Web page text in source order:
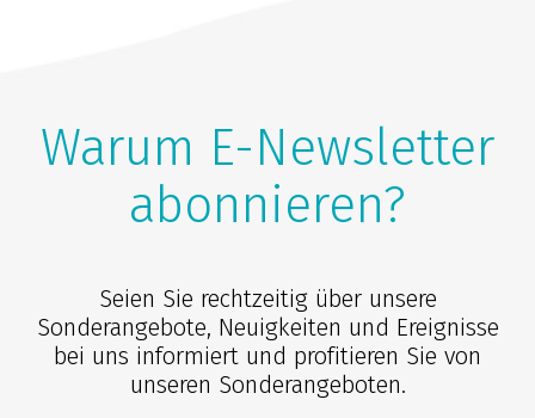
Warum E-Newsletter
abonnieren?
Seien Sie rechtzeitig über unsere
Sonderangebote, Neuigkeiten und Ereignisse
bei uns informiert und profitieren Sie von
unseren Sonderangeboten.